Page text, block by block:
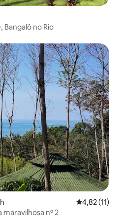
Bangalô no Rio
4,82 de uma
4,82 (11)
nº 2